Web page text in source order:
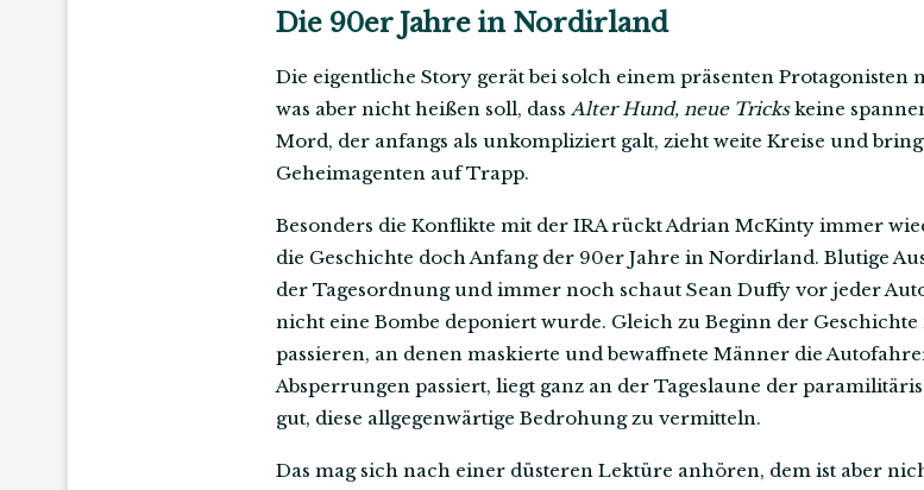
Die 90er Jahre in Nordirland
Die eigentliche Story gerät bei solch einem präsenten
was aber nicht heißen soll, dass Alter Hund, neue Trickskeine
Mord, der anfangs als unkompliziert galt, zieht weite Kreise und
Geheimagenten auf Trapp.
Besonders die Konflikte mit der IRA rückt Adrian McKinty immer
die Geschichte doch Anfang der 90er Jahre in Nordirland. Blutige
der Tagesordnung und immer noch schaut Sean Duffy vor jeder
nicht eine Bombe deponiert wurde. Gleich zu Beginn der
passieren, an denen maskierte und bewaffnete Männer die
Absperrungen passiert, liegt ganz an der Tageslaune der
gut, diese allgegenwärtige Bedrohung zu vermitteln.
Das mag sich nach einer düsteren Lektüre anhören, dem ist aber